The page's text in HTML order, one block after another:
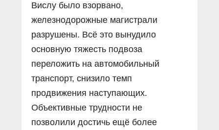
Вислу было взорвано,
железнодорожные магистрали
разрушены. Всё это вынудило
основную тяжесть подвоза
переложить на автомобильный
транспорт, снизило темп
продвижения наступающих.
Объективные трудности не
позволили достичь ещё более